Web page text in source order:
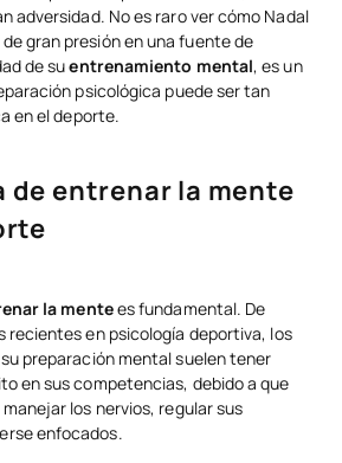
adversidad. No es raro ver cómo Nadal
gran presión en una fuente de
de suentrenamiento mental, es un
psicológica puede ser tan
en el deporte.
de entrenar la mente
la mentees fundamental. De
recientes en psicología deportiva, los
preparación mental suelen tener
en sus competencias, debido a que
los nervios, regular sus
enfocados.